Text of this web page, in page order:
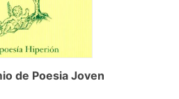
de Poesia Joven